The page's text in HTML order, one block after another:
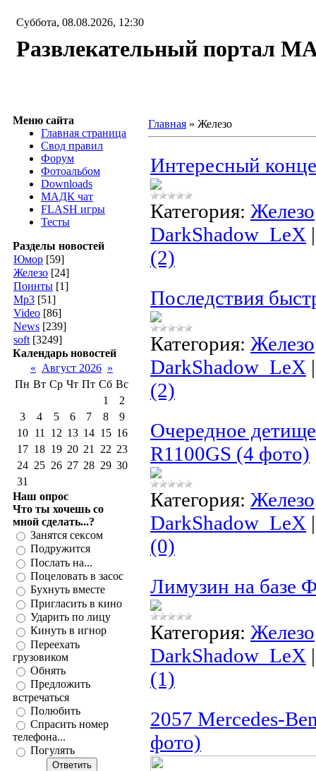
Суббота, 08.08.2026, 12:30
Развлекательный портал
Меню сайта
Главная страница
Свод правил
Форум
Фотоальбом
Downloads
МАДК чат
FLASH игры
Тесты
Разделы новостей
Юмор [59]
Железо [24]
Поинты [1]
Мр3 [51]
Video [86]
News [239]
soft [3249]
Календарь новостей
« Август 2026 »
Пн Вт Ср Чт Пт Сб Вс
1
2
3
4 5 6 7 8
9
10
11 12 13 14 15 16
17 18 19 20 21 22 23
24 25 26 27 28 29 30
31
Наш опрос
Что ты хочешь со
мной сделать...?
Занятся сексом
Подружится
Послать на...
Поцеловать в засос
Бухнуть вместе
Пригласить в кино
Ударить по лицу
Кинуть в игнор
Переехать
грузовиком
Обнять
Предложить
встречаться
Полюбить
Спрасить номер
телефона...
Погулять
Главная » Железо
Интересный
Категория: Железо
DarkShadow_LeX
(2)
Последствия
Категория: Железо
DarkShadow_LeX
(2)
Очередное
R1100GS (4 фото)
Категория: Железо
DarkShadow_LeX
(0)
Лимузин на базе
Категория: Железо
DarkShadow_LeX
(1)
2057 Mercedes-
фото)